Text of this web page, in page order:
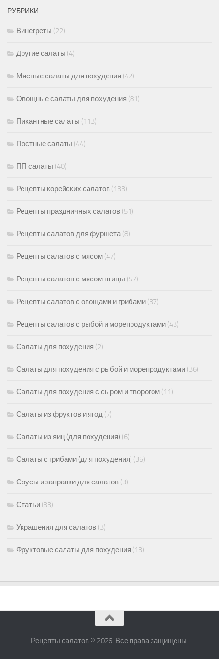
РУБРИКИ
Винегреты (22)
Другие салаты (4)
Мясные салаты для похудения (42)
Овощные салаты для похудения (81)
Пикантные салаты (113)
Постные салаты (44)
ПП салаты (40)
Рецепты корейских салатов (133)
Рецепты праздничных салатов (51)
Рецепты салатов для фуршета(8)
Рецепты салатов с мясом (47)
Рецепты салатов с мясом птицы (57)
Рецепты салатов с овощами и грибами (37)
Рецепты салатов с рыбой и морепродуктами (43)
Салаты для похудения (2)
Салаты для похудения с рыбой и морепродуктами (36)
Салаты для похудения с сыром и творогом (11)
Салаты из фруктов и ягод (7)
Салаты из яиц (для похудения) (6)
Салаты с грибами (для похудения) (35)
Соусы и заправки для салатов (3)
Статьи (33)
Украшения для салатов (3)
Фруктовые салаты для похудения (13)
Рецепты салатов © 2026. Все права защищены.